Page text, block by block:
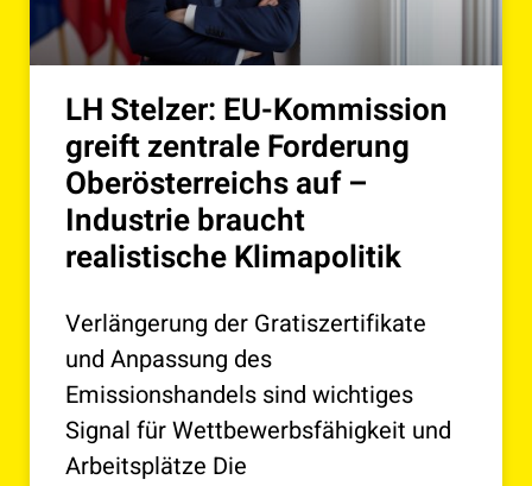
LH Stelzer: EU-Kommission
greift zentrale Forderung
Oberösterreichs auf –
Industrie braucht
realistische Klimapolitik
Verlängerung der Gratiszertifikate
und Anpassung des
Emissionshandels sind wichtiges
Signal für Wettbewerbsfähigkeit und
Arbeitsplätze Die